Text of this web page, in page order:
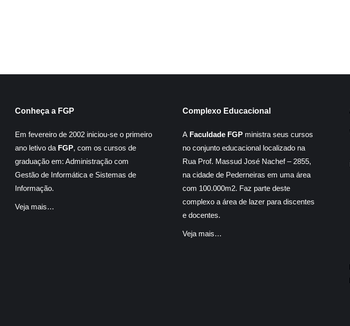
Conheça a FGP
Em fevereiro de 2002 iniciou-se o primeiro
ano letivo da FGP, com os cursos de
graduação em: Administração com
Gestão de Informática e Sistemas de
Informação.
Veja mais…
Complexo Educacional
A Faculdade FGP ministra seus cursos
no conjunto educacional localizado na
Rua Prof. Massud José Nachef – 2855,
na cidade de Pederneiras em uma área
com 100.000m2. Faz parte deste
complexo a área de lazer para discentes
e docentes.
Veja mais…